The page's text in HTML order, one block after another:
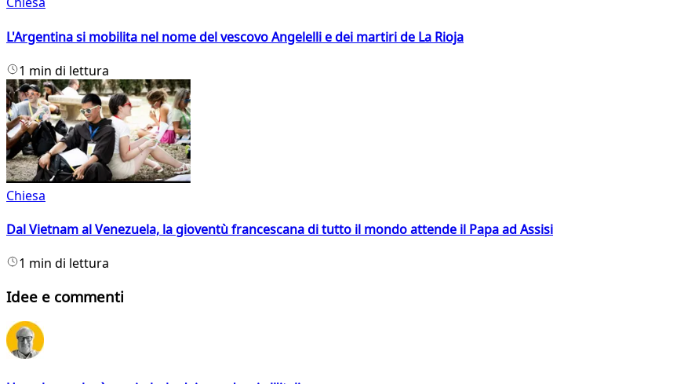
L'Argentina si mobilita nel nome del vescovo Angelelli e dei martiri de La Rioja
1 min di lettura
Chiesa
Dal Vietnam al Venezuela, la gioventù francescana di tutto il mondo attende il Papa ad Assisi
1 min di lettura
Idee e commenti